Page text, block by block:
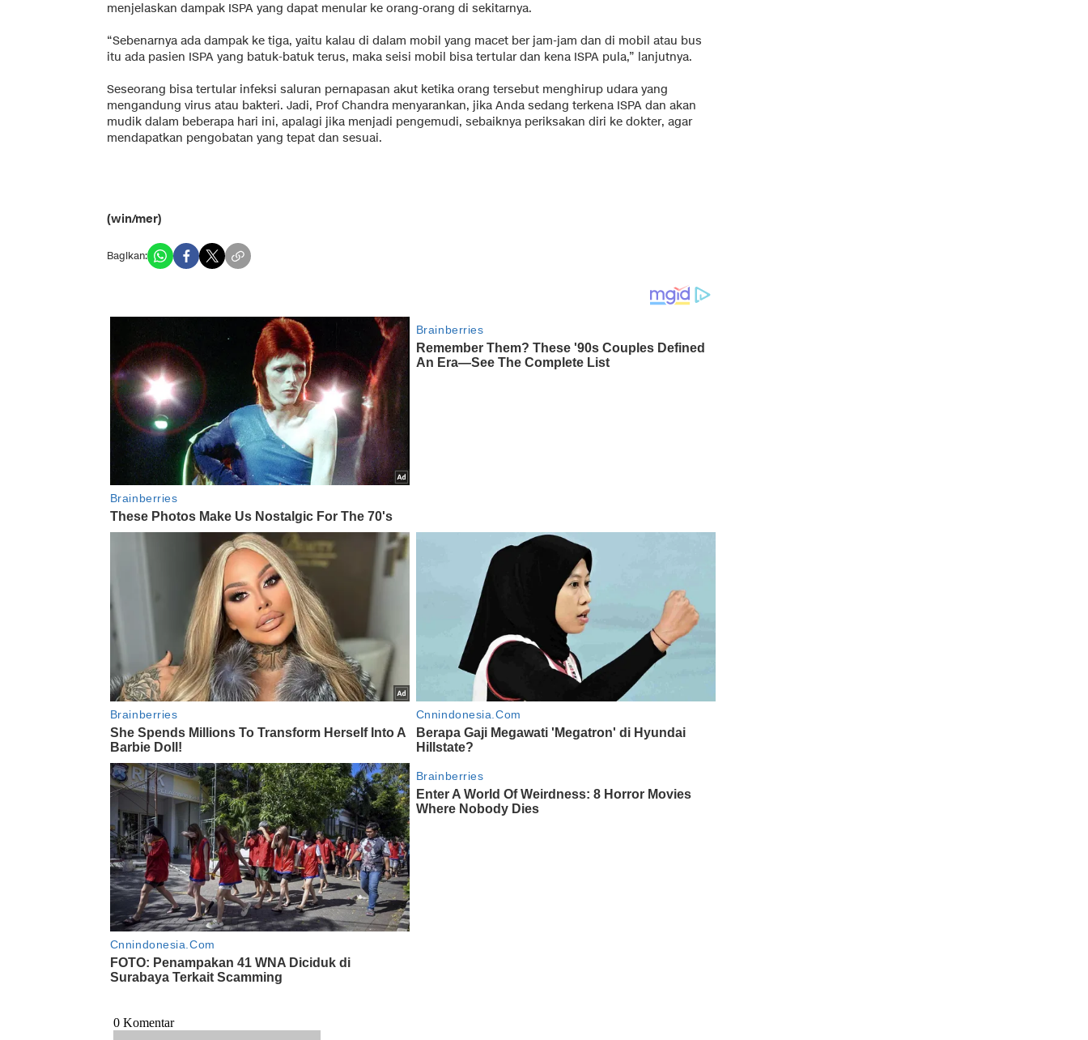
menjelaskan dampak ISPA yang dapat menular ke orang-orang di sekitarnya.
“Sebenarnya ada dampak ke tiga, yaitu kalau di dalam mobil yang macet ber jam-jam dan di mobil atau bus
itu ada pasien ISPA yang batuk-batuk terus, maka seisi mobil bisa tertular dan kena ISPA pula,” lanjutnya.
Seseorang bisa tertular infeksi saluran pernapasan akut ketika orang tersebut menghirup udara yang
mengandung virus atau bakteri. Jadi, Prof Chandra menyarankan, jika Anda sedang terkena ISPA dan akan
mudik dalam beberapa hari ini, apalagi jika menjadi pengemudi, sebaiknya periksakan diri ke dokter, agar
mendapatkan pengobatan yang tepat dan sesuai.
(win/mer)
Bagikan: